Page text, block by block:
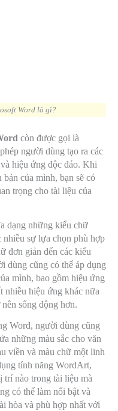
Word là gì?
còn được gọi là
người dùng tạo ra các
hiệu ứng độc đáo. Khi
của mình, bạn sẽ có
trọng cho tài liệu của
dạng những kiểu chữ
sự lựa chọn phù hợp
đơn giản đến các kiểu
dùng cũng có thể áp dụng
mình, bao gồm hiệu ứng
nhiều hiệu ứng khác nữa
sống động hơn.
Word, người dùng cũng
những màu sắc cho văn
viền và màu chữ một linh
tính năng WordArt,
trí nào trong tài liệu mà
có thể làm nổi bật và
hòa và phù hợp nhất với